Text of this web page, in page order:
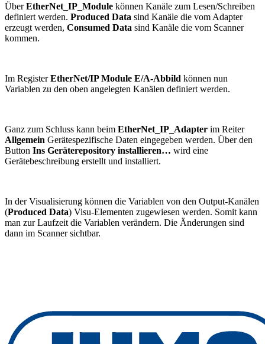
ÜberEtherNet_IP_Module können Kanäle zum Lesen/Schreiben
definiert werden. Produced Data sind Kanäle die vom Adapter
erzeugt werden, Consumed Data sind Kanäle die vom Scanner
kommen.
Im RegisterEtherNet/IP Module E/A-Abbild können nun
Variablen zu den oben angelegten Kanälen definiert werden.
Ganz zum Schluss kann beim EtherNet_IP_Adapter im Reiter
Allgemein Gerätespezifische Daten eingegeben werden. Über den
Button Ins Geräterepository installieren… wird eine
Gerätebeschreibung erstellt und installiert.
In der Visualisierung können die Variablen von den Output-Kanälen
(Produced Data) Visu-Elementen zugewiesen werden. Somit kann
man zur Laufzeit die Variablen verändern. Die Änderungen sind
dann im Scanner sichtbar.